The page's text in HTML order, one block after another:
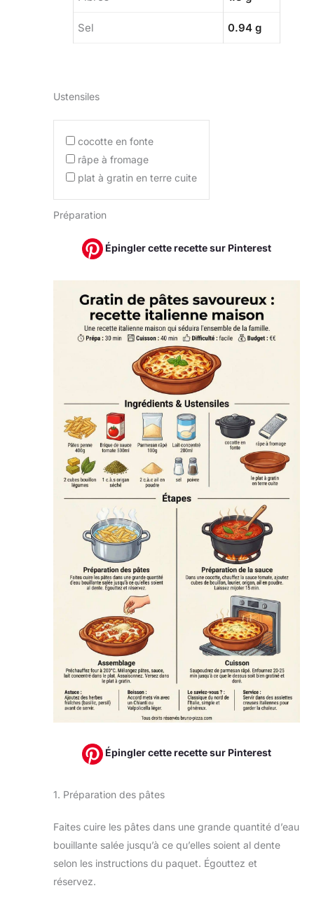
Sel 0.94 g
Ustensiles
cocotte en fonte
râpe à fromage
plat à gratin en terre cuite
Préparation
Épingler cette recette sur Pinterest
Épingler cette recette sur Pinterest
1. Préparation des pâtes
Faites cuire les pâtes dans une grande quantité d’eau
bouillante salée jusqu’à ce qu’elles soient al dente
selon les instructions du paquet. Égouttez et
réservez.